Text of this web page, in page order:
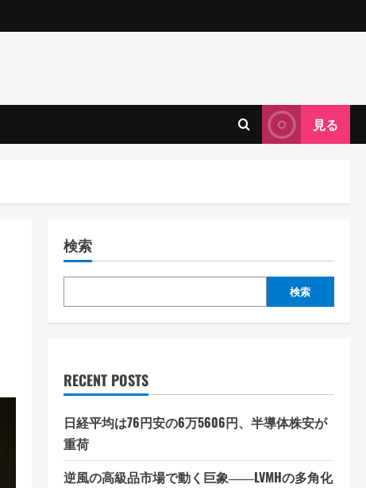
見る
検索
検索
RECENT POSTS
日経平均は76円安の6万5606円、半導体株安が
重荷
逆風の高級品市場で動く巨象――LVMHの多角化